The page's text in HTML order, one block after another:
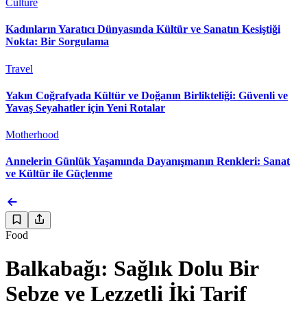
Culture
Kadınların Yaratıcı Dünyasında Kültür ve Sanatın Kesiştiği
Nokta: Bir Sorgulama
Travel
Yakın Coğrafyada Kültür ve Doğanın Birlikteliği: Güvenli ve
Yavaş Seyahatler için Yeni Rotalar
Motherhood
Annelerin Günlük Yaşamında Dayanışmanın Renkleri: Sanat
ve Kültür ile Güçlenme
Food
Balkabağı: Sağlık Dolu Bir
Sebze ve Lezzetli İki Tarif